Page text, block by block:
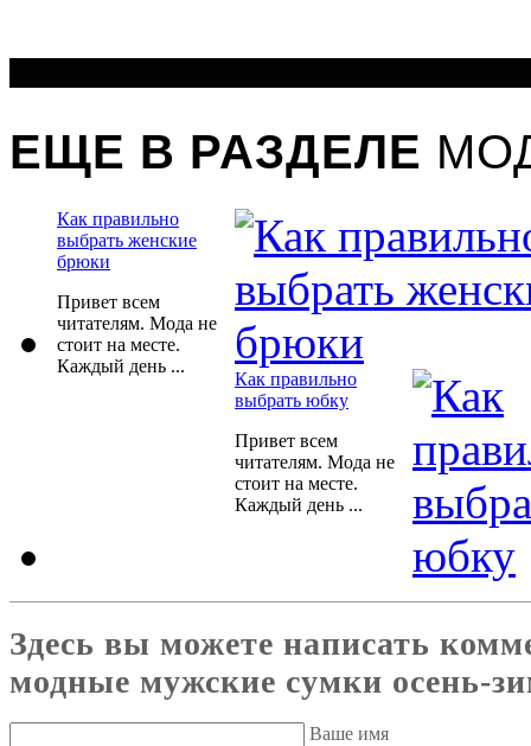
ЕЩЕ В РАЗДЕЛЕ
Как правильно
выбрать женские
брюки
Привет всем
читателям. Мода не
стоит на месте.
Каждый день ...
Как правильно
выбрать юбку
Привет всем
читателям. Мода не
стоит на месте.
Каждый день ...
Здесь вы можете написать
модные мужские сумки осень-
Ваше имя